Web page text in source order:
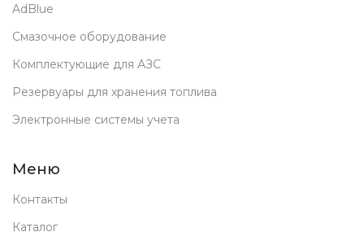
AdBlue
Смазочное оборудование
Комплектующие для АЗС
Резервуары для хранения топлива
Электронные системы учета
Меню
Контакты
Каталог